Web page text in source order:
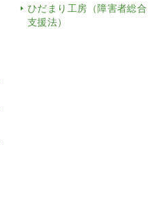
ひだまり工房（障害者総合
支援法）